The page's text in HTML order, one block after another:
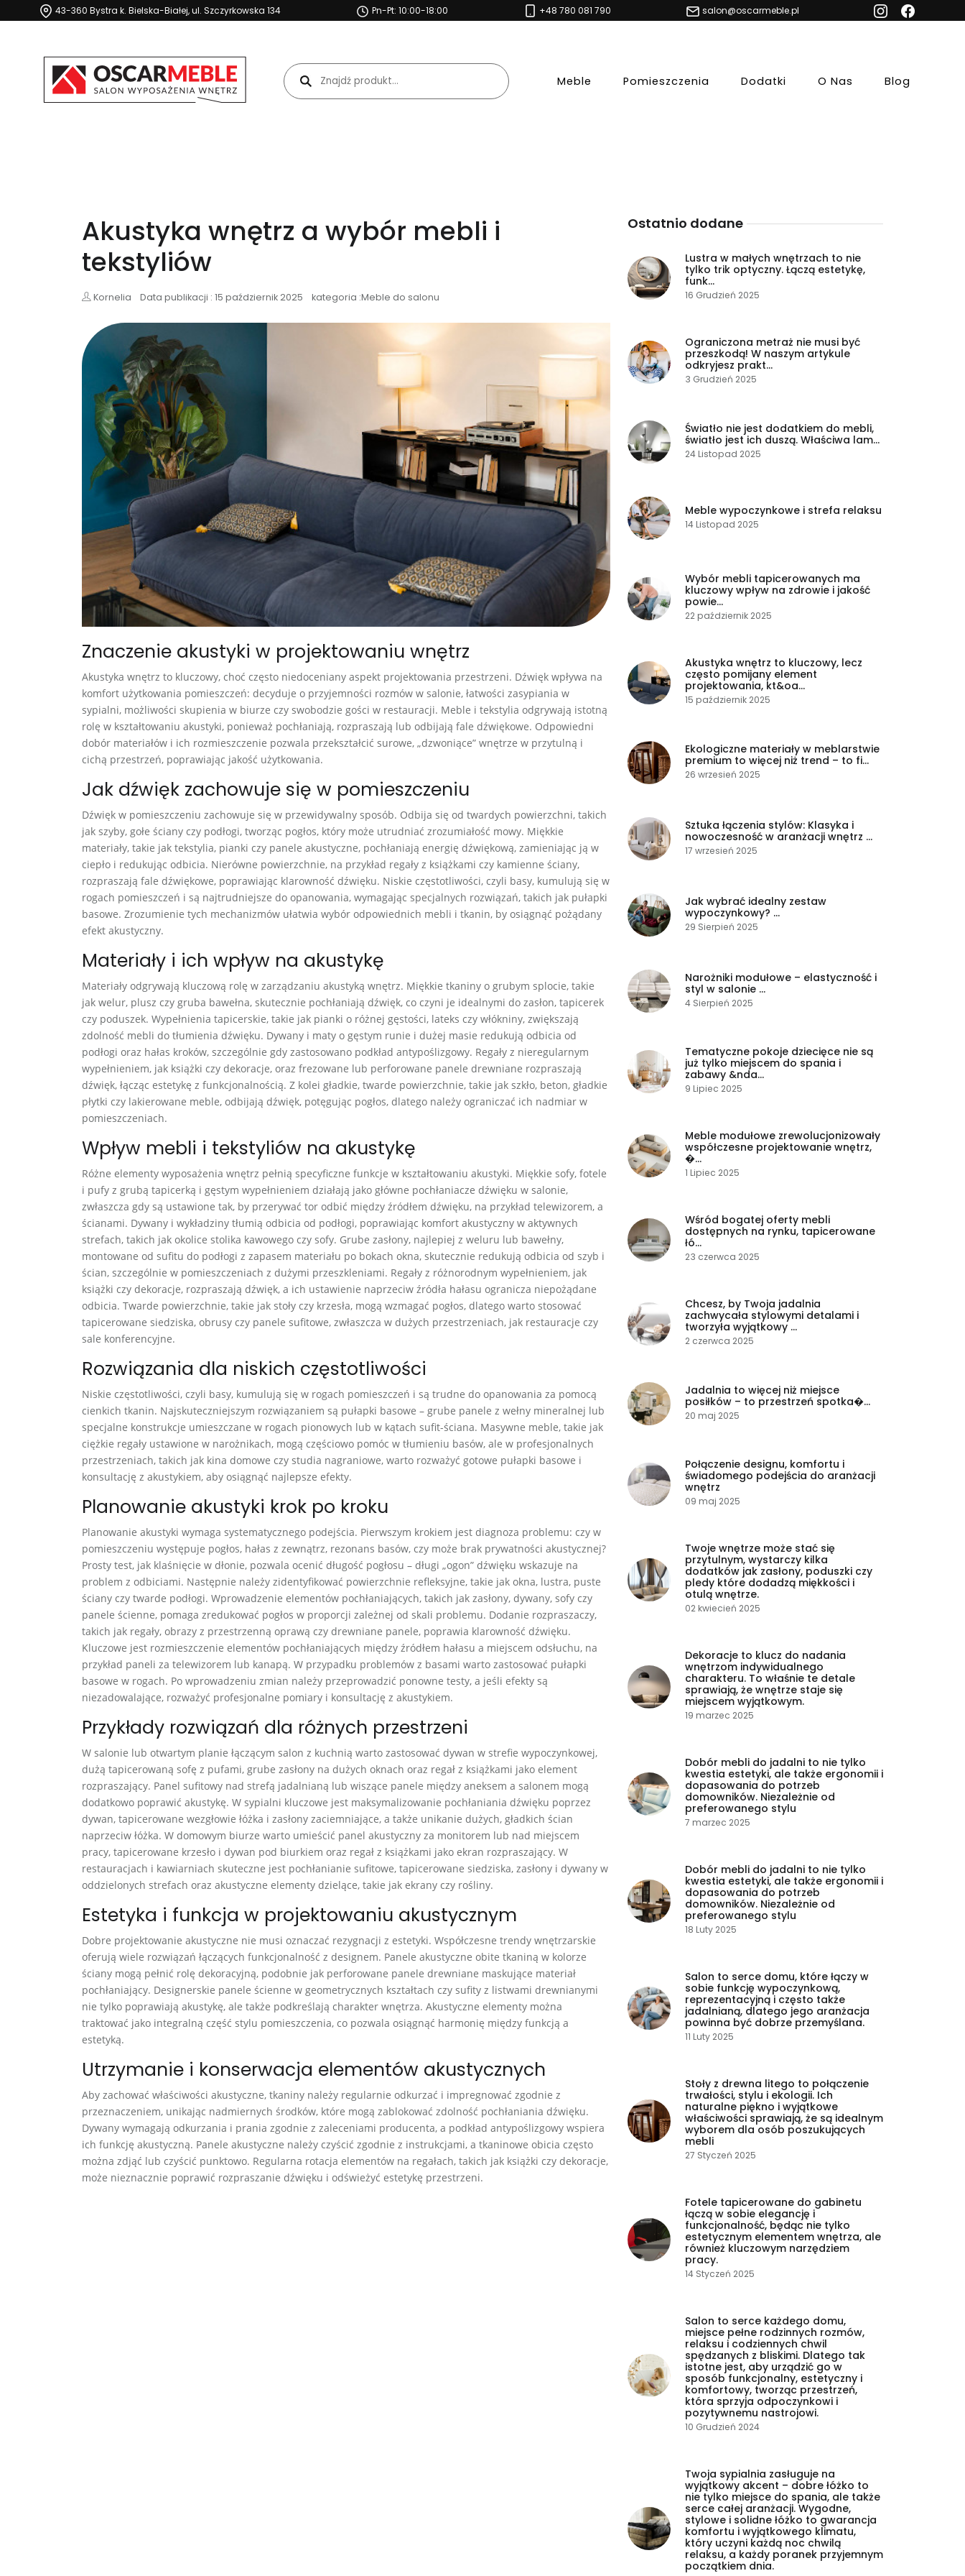
43-360 Bystra k. Bielska-Białej, ul. Szczyrkowska 134 Pn-Pt: 10:00-18:00 +48 780 081 790 salon@oscarmeble.pl
Meble Pomieszczenia Dodatki O Nas Blog
Akustyka wnętrz a wybór mebli i
tekstyliów
Kornelia Data publikacji : 15 październik 2025 kategoria :Meble do salonu
Znaczenie akustyki w projektowaniu wnętrz
Akustyka wnętrz to kluczowy, choć często niedoceniany aspekt projektowania przestrzeni. Dźwięk wpływa na
komfort użytkowania pomieszczeń: decyduje o przyjemności rozmów w salonie, łatwości zasypiania w
sypialni, możliwości skupienia w biurze czy swobodzie gości w restauracji. Meble i tekstylia odgrywają istotną
rolę w kształtowaniu akustyki, ponieważ pochłaniają, rozpraszają lub odbijają fale dźwiękowe. Odpowiedni
dobór materiałów i ich rozmieszczenie pozwala przekształcić surowe, „dzwoniące” wnętrze w przytulną i
cichą przestrzeń, poprawiając jakość użytkowania.
Jak dźwięk zachowuje się w pomieszczeniu
Dźwięk w pomieszczeniu zachowuje się w przewidywalny sposób. Odbija się od twardych powierzchni, takich
jak szyby, gołe ściany czy podłogi, tworząc pogłos, który może utrudniać zrozumiałość mowy. Miękkie
materiały, takie jak tekstylia, pianki czy panele akustyczne, pochłaniają energię dźwiękową, zamieniając ją w
ciepło i redukując odbicia. Nierówne powierzchnie, na przykład regały z książkami czy kamienne ściany,
rozpraszają fale dźwiękowe, poprawiając klarowność dźwięku. Niskie częstotliwości, czyli basy, kumulują się w
rogach pomieszczeń i są najtrudniejsze do opanowania, wymagając specjalnych rozwiązań, takich jak pułapki
basowe. Zrozumienie tych mechanizmów ułatwia wybór odpowiednich mebli i tkanin, by osiągnąć pożądany
efekt akustyczny.
Materiały i ich wpływ na akustykę
Materiały odgrywają kluczową rolę w zarządzaniu akustyką wnętrz. Miękkie tkaniny o grubym splocie, takie
jak welur, plusz czy gruba bawełna, skutecznie pochłaniają dźwięk, co czyni je idealnymi do zasłon, tapicerek
czy poduszek. Wypełnienia tapicerskie, takie jak pianki o różnej gęstości, lateks czy włókniny, zwiększają
zdolność mebli do tłumienia dźwięku. Dywany i maty o gęstym runie i dużej masie redukują odbicia od
podłogi oraz hałas kroków, szczególnie gdy zastosowano podkład antypoślizgowy. Regały z nieregularnym
wypełnieniem, jak książki czy dekoracje, oraz frezowane lub perforowane panele drewniane rozpraszają
dźwięk, łącząc estetykę z funkcjonalnością. Z kolei gładkie, twarde powierzchnie, takie jak szkło, beton, gładkie
płytki czy lakierowane meble, odbijają dźwięk, potęgując pogłos, dlatego należy ograniczać ich nadmiar w
pomieszczeniach.
Wpływ mebli i tekstyliów na akustykę
Różne elementy wyposażenia wnętrz pełnią specyficzne funkcje w kształtowaniu akustyki. Miękkie sofy, fotele
i pufy z grubą tapicerką i gęstym wypełnieniem działają jako główne pochłaniacze dźwięku w salonie,
zwłaszcza gdy są ustawione tak, by przerywać tor odbić między źródłem dźwięku, na przykład telewizorem, a
ścianami. Dywany i wykładziny tłumią odbicia od podłogi, poprawiając komfort akustyczny w aktywnych
strefach, takich jak okolice stolika kawowego czy sofy. Grube zasłony, najlepiej z weluru lub bawełny,
montowane od sufitu do podłogi z zapasem materiału po bokach okna, skutecznie redukują odbicia od szyb i
ścian, szczególnie w pomieszczeniach z dużymi przeszkleniami. Regały z różnorodnym wypełnieniem, jak
książki czy dekoracje, rozpraszają dźwięk, a ich ustawienie naprzeciw źródła hałasu ogranicza niepożądane
odbicia. Twarde powierzchnie, takie jak stoły czy krzesła, mogą wzmagać pogłos, dlatego warto stosować
tapicerowane siedziska, obrusy czy panele sufitowe, zwłaszcza w dużych przestrzeniach, jak restauracje czy
sale konferencyjne.
Rozwiązania dla niskich częstotliwości
Niskie częstotliwości, czyli basy, kumulują się w rogach pomieszczeń i są trudne do opanowania za pomocą
cienkich tkanin. Najskuteczniejszym rozwiązaniem są pułapki basowe – grube panele z wełny mineralnej lub
specjalne konstrukcje umieszczane w rogach pionowych lub w kątach sufit-ściana. Masywne meble, takie jak
ciężkie regały ustawione w narożnikach, mogą częściowo pomóc w tłumieniu basów, ale w profesjonalnych
przestrzeniach, takich jak kina domowe czy studia nagraniowe, warto rozważyć gotowe pułapki basowe i
konsultację z akustykiem, aby osiągnąć najlepsze efekty.
Planowanie akustyki krok po kroku
Planowanie akustyki wymaga systematycznego podejścia. Pierwszym krokiem jest diagnoza problemu: czy w
pomieszczeniu występuje pogłos, hałas z zewnątrz, rezonans basów, czy może brak prywatności akustycznej?
Prosty test, jak klaśnięcie w dłonie, pozwala ocenić długość pogłosu – długi „ogon” dźwięku wskazuje na
problem z odbiciami. Następnie należy zidentyfikować powierzchnie refleksyjne, takie jak okna, lustra, puste
ściany czy twarde podłogi. Wprowadzenie elementów pochłaniających, takich jak zasłony, dywany, sofy czy
panele ścienne, pomaga zredukować pogłos w proporcji zależnej od skali problemu. Dodanie rozpraszaczy,
takich jak regały, obrazy z przestrzenną oprawą czy drewniane panele, poprawia klarowność dźwięku.
Kluczowe jest rozmieszczenie elementów pochłaniających między źródłem hałasu a miejscem odsłuchu, na
przykład paneli za telewizorem lub kanapą. W przypadku problemów z basami warto zastosować pułapki
basowe w rogach. Po wprowadzeniu zmian należy przeprowadzić ponowne testy, a jeśli efekty są
niezadowalające, rozważyć profesjonalne pomiary i konsultację z akustykiem.
Przykłady rozwiązań dla różnych przestrzeni
W salonie lub otwartym planie łączącym salon z kuchnią warto zastosować dywan w strefie wypoczynkowej,
dużą tapicerowaną sofę z pufami, grube zasłony na dużych oknach oraz regał z książkami jako element
rozpraszający. Panel sufitowy nad strefą jadalnianą lub wiszące panele między aneksem a salonem mogą
dodatkowo poprawić akustykę. W sypialni kluczowe jest maksymalizowanie pochłaniania dźwięku poprzez
dywan, tapicerowane wezgłowie łóżka i zasłony zaciemniające, a także unikanie dużych, gładkich ścian
naprzeciw łóżka. W domowym biurze warto umieścić panel akustyczny za monitorem lub nad miejscem
pracy, tapicerowane krzesło i dywan pod biurkiem oraz regał z książkami jako ekran rozpraszający. W
restauracjach i kawiarniach skuteczne jest pochłanianie sufitowe, tapicerowane siedziska, zasłony i dywany w
oddzielonych strefach oraz akustyczne elementy dzielące, takie jak ekrany czy rośliny.
Estetyka i funkcja w projektowaniu akustycznym
Dobre projektowanie akustyczne nie musi oznaczać rezygnacji z estetyki. Współczesne trendy wnętrzarskie
oferują wiele rozwiązań łączących funkcjonalność z designem. Panele akustyczne obite tkaniną w kolorze
ściany mogą pełnić rolę dekoracyjną, podobnie jak perforowane panele drewniane maskujące materiał
pochłaniający. Designerskie panele ścienne w geometrycznych kształtach czy sufity z listwami drewnianymi
nie tylko poprawiają akustykę, ale także podkreślają charakter wnętrza. Akustyczne elementy można
traktować jako integralną część stylu pomieszczenia, co pozwala osiągnąć harmonię między funkcją a
estetyką.
Utrzymanie i konserwacja elementów akustycznych
Aby zachować właściwości akustyczne, tkaniny należy regularnie odkurzać i impregnować zgodnie z
przeznaczeniem, unikając nadmiernych środków, które mogą zablokować zdolność pochłaniania dźwięku.
Dywany wymagają odkurzania i prania zgodnie z zaleceniami producenta, a podkład antypoślizgowy wspiera
ich funkcję akustyczną. Panele akustyczne należy czyścić zgodnie z instrukcjami, a tkaninowe obicia często
można zdjąć lub czyścić punktowo. Regularna rotacja elementów na regałach, takich jak książki czy dekoracje,
może nieznacznie poprawić rozpraszanie dźwięku i odświeżyć estetykę przestrzeni.
Ostatnio dodane
Lustra w małych wnętrzach to nie
tylko trik optyczny. Łączą estetykę,
funk...
16 Grudzień 2025
Ograniczona metraż nie musi być
przeszkodą! W naszym artykule
odkryjesz prakt...
3 Grudzień 2025
Światło nie jest dodatkiem do mebli,
światło jest ich duszą. Właściwa lam...
24 Listopad 2025
Meble wypoczynkowe i strefa relaksu
14 Listopad 2025
Wybór mebli tapicerowanych ma
kluczowy wpływ na zdrowie i jakość
powie...
22 październik 2025
Akustyka wnętrz to kluczowy, lecz
często pomijany element
projektowania, kt&oa...
15 październik 2025
Ekologiczne materiały w meblarstwie
premium to więcej niż trend – to fi...
26 wrzesień 2025
Sztuka łączenia stylów: Klasyka i
nowoczesność w aranżacji wnętrz ...
17 wrzesień 2025
Jak wybrać idealny zestaw
wypoczynkowy? ...
29 Sierpień 2025
Narożniki modułowe – elastyczność i
styl w salonie ...
4 Sierpień 2025
Tematyczne pokoje dziecięce nie są
już tylko miejscem do spania i
zabawy &nda...
9 Lipiec 2025
Meble modułowe zrewolucjonizowały
współczesne projektowanie wnętrz,
�...
1 Lipiec 2025
Wśród bogatej oferty mebli
dostępnych na rynku, tapicerowane
łó...
23 czerwca 2025
Chcesz, by Twoja jadalnia
zachwycała stylowymi detalami i
tworzyła wyjątkowy ...
2 czerwca 2025
Jadalnia to więcej niż miejsce
posiłków – to przestrzeń spotka�...
20 maj 2025
Połączenie designu, komfortu i
świadomego podejścia do aranżacji
wnętrz
09 maj 2025
Twoje wnętrze może stać się
przytulnym, wystarczy kilka
dodatków jak zasłony, poduszki czy
pledy które dodadzą miękkości i
otulą wnętrze.
02 kwiecień 2025
Dekoracje to klucz do nadania
wnętrzom indywidualnego
charakteru. To właśnie te detale
sprawiają, że wnętrze staje się
miejscem wyjątkowym.
19 marzec 2025
Dobór mebli do jadalni to nie tylko
kwestia estetyki, ale także ergonomii i
dopasowania do potrzeb
domowników. Niezależnie od
preferowanego stylu
7 marzec 2025
Dobór mebli do jadalni to nie tylko
kwestia estetyki, ale także ergonomii i
dopasowania do potrzeb
domowników. Niezależnie od
preferowanego stylu
18 Luty 2025
Salon to serce domu, które łączy w
sobie funkcję wypoczynkową,
reprezentacyjną i często także
jadalnianą, dlatego jego aranżacja
powinna być dobrze przemyślana.
11 Luty 2025
Stoły z drewna litego to połączenie
trwałości, stylu i ekologii. Ich
naturalne piękno i wyjątkowe
właściwości sprawiają, że są idealnym
wyborem dla osób poszukujących
mebli
27 Styczeń 2025
Fotele tapicerowane do gabinetu
łączą w sobie elegancję i
funkcjonalność, będąc nie tylko
estetycznym elementem wnętrza, ale
również kluczowym narzędziem
pracy.
14 Styczeń 2025
Salon to serce każdego domu,
miejsce pełne rodzinnych rozmów,
relaksu i codziennych chwil
spędzanych z bliskimi. Dlatego tak
istotne jest, aby urządzić go w
sposób funkcjonalny, estetyczny i
komfortowy, tworząc przestrzeń,
która sprzyja odpoczynkowi i
pozytywnemu nastrojowi.
10 Grudzień 2024
Twoja sypialnia zasługuje na
wyjątkowy akcent – dobre łóżko to
nie tylko miejsce do spania, ale także
serce całej aranżacji. Wygodne,
stylowe i solidne łóżko to gwarancja
komfortu i wyjątkowego klimatu,
który uczyni każdą noc chwilą
relaksu, a każdy poranek przyjemnym
początkiem dnia.